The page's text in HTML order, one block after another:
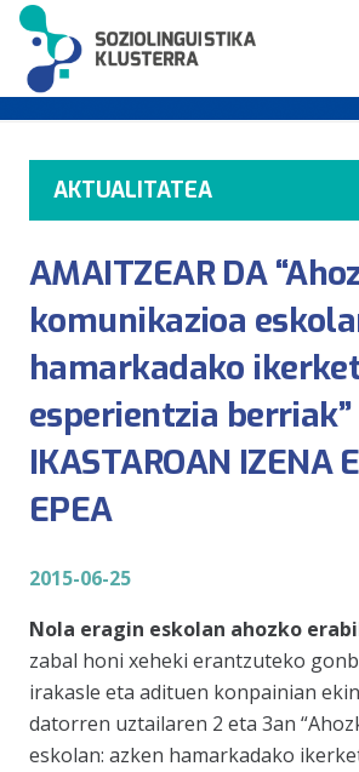
AKTUALITATEA
AMAITZEAR DA
komunikazioa
hamarkadako
esperientzia berriak”
IKASTAROAN IZENA
EPEA
2015-06-25
Nola eragin eskolan ahozko
zabal honi xeheki erantzuteko
irakasle eta adituen konpainian
datorren uztailaren 2 eta 3an
eskolan: azken hamarkadako